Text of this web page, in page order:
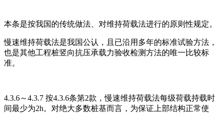
本条是按我国的传统做法、对维持荷载法进行的原则性规定。
慢速维持荷载法是我国公认，且已沿用多年的标准试验方法，
也是其他工程桩竖向抗压承载力验收检测方法的唯一比较标
准。
4.3.6～4.3.7 按4.3.6条第2款，慢速维持荷载法每级荷载持载时
间最少为2h。对绝大多数桩基而言，为保证上部结构正常使